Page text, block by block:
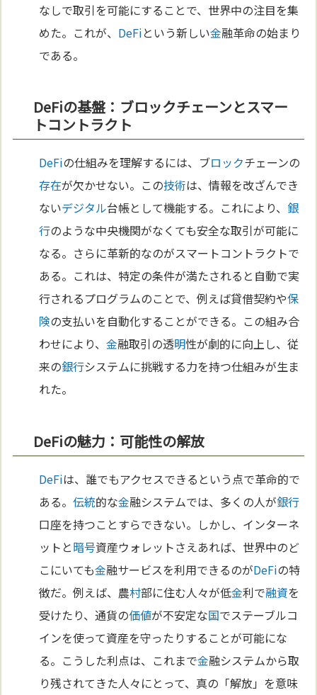
なしで取引を可能にすることで、世界中の注目を集
めた。これが、 DeFiという新しい金融革命の始まり
である。
DeFiの基盤：ブロックチェーンとスマー
トコントラクト
DeFiの仕組みを理解するには、ブロックチェーンの
存在が欠かせない。この技術は、情報を改ざんでき
ないデジタル台帳として機能する。これにより、 銀
行のような中央機関がなくても安全な取引が可能に
なる。さらに革新的なのがスマートコントラクトで
ある。これは、特定の条件が満たされると自動で実
行されるプログラムのことで、例えば貸借契約や保
険の支払いを自動化することができる。この組み合
わせにより、金融取引の透明性が劇的に向上し、従
来の銀行システムに挑戦する力を持つ仕組みが生ま
れた。
DeFiの魅力：可能性の解放
DeFiは、誰でもアクセスできるという点で革命的で
ある。伝統的な金融システムでは、多くの人が銀行
口座を持つことすらできない。しかし、インターネ
ットと暗号資産ウォレットさえあれば、世界中のど
こにいても金融サービスを利用できるのがDeFiの特
徴だ。例えば、農村部に住む人々が低金利で融資を
受けたり、通貨の価値が不安定な国でステーブルコ
インを使って資産を守ったりすることが可能にな
る。こうした利点は、これまで金融システムから取
り残されてきた人々にとって、真の「解放」を意味